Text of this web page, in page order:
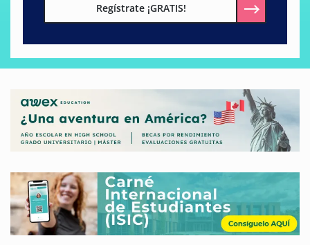
Regístrate ¡GRATIS!